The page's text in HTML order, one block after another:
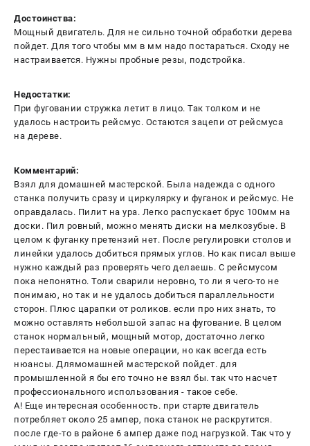
Достоинства:
Мощный двигатель. Для не сильно точной обработки дерева
пойдет. Для того чтобы мм в мм надо постараться. Сходу не
настраивается. Нужны пробные резы, подстройка.
Недостатки:
При фуговании стружка летит в лицо. Так толком и не
удалось настроить рейсмус. Остаются зацепи от рейсмуса
на дереве.
Комментарий:
Взял для домашней мастерской. Была надежда с одного
станка получить сразу и циркулярку и фуганок и рейсмус. Не
оправдалась. Пилит на ура. Легко распускает брус 100мм на
доски. Пил ровный, можно менять диски на мелкозубые. В
целом к фуганку претензий нет. После регулировки столов и
линейки удалось добиться прямых углов. Но как писал выше
нужно каждый раз проверять чего делаешь. С рейсмусом
пока непонятно. Толи сварили неровно, то ли я чего-то не
понимаю, но так и не удалось добиться параллельности
сторон. Плюс царапки от роликов. если про них знать, то
можно оставлять небольшой запас на фугование. В целом
станок нормальный, мощный мотор, достаточно легко
перестаивается на новые операции, но как всегда есть
нюансы. Длямомашней мастерской пойдет. для
промышленной я бы его точно не взял бы. так что насчет
профессионального использования - такое себе.
А! Еще интересная особенность. при старте двигатель
потребляет около 25 ампер, пока станок не раскрутится.
после где-то в районе 6 ампер даже под нагрузкой. Так что у